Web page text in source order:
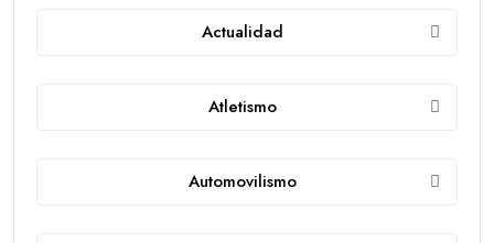
Actualidad
Atletismo
Automovilismo